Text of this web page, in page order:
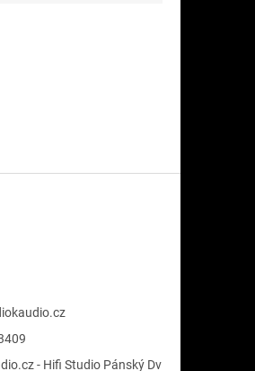
- Hifi Studio Pánský Dv